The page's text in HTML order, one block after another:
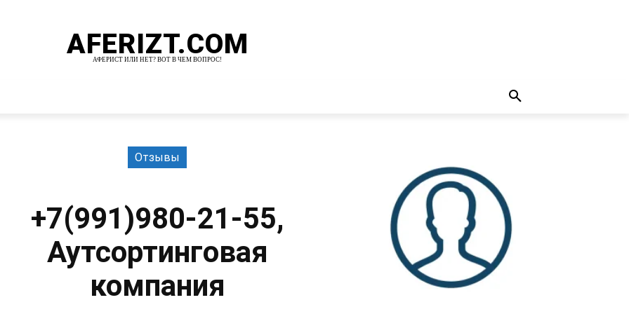
AFERIZT.COM
АФЕРИСТ ИЛИ НЕТ? ВОТ В ЧЕМ ВОПРОС!
Отзывы
+7(991)980-21-55,
Аутсортинговая
компания